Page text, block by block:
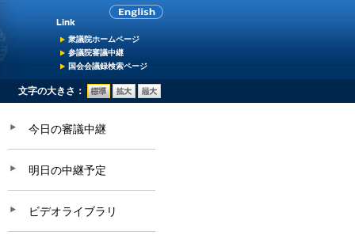
衆議院ホームページ
参議院審議中継
国会会議録検索ページ
文字の大きさ：
今日の審議中継
明日の中継予定
ビデオライブラリ